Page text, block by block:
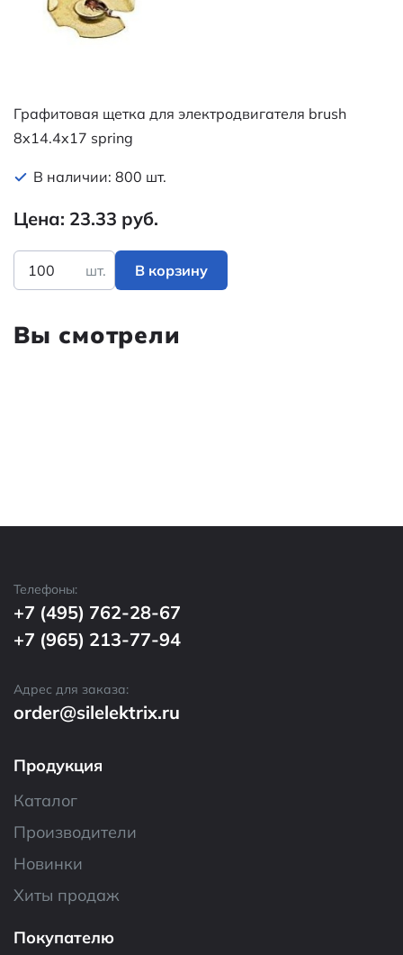
Графитовая щетка для электродвигателя brush
8x14.4x17 spring
В наличии: 800 шт.
Цена: 23.33 руб.
шт. В корзину
Вы смотрели
Телефоны:
+7 (495) 762-28-67
+7 (965) 213-77-94
Адрес для заказа:
order@silelektrix.ru
Продукция
Каталог
Производители
Новинки
Хиты продаж
Покупателю